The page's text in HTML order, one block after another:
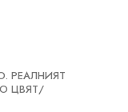
РЕАЛНИЯТ
ЦВЯТ/